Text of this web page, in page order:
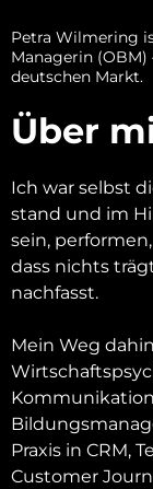
Petra Wilmering
Managerin (OBM)
deutschen Markt.
Über
Ich war selbst
stand und im
sein,
dass nichts
nachfasst.
Mein Weg
Praxis in CRM,
Customer